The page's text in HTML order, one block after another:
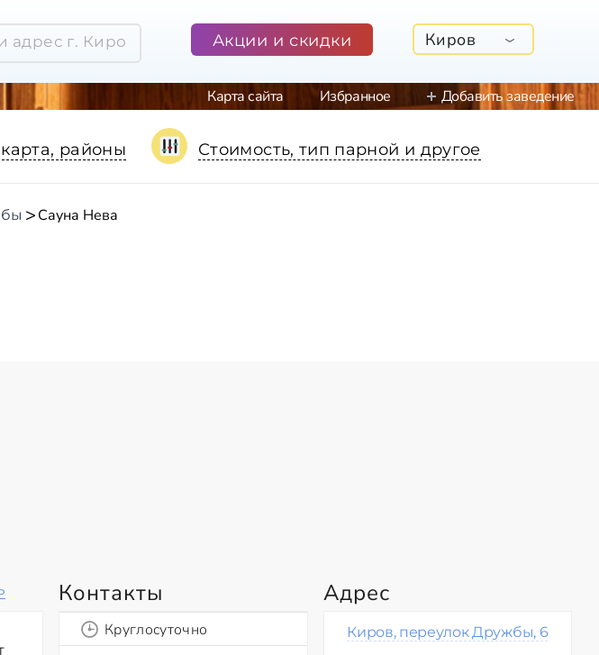
Акции и скидки Киров
Карта сайта Избранное Добавить заведение
районы Стоимость, тип парной и другое
Сауна Нева
Контакты
Круглосуточно
Адрес
Киров, переулок Дружбы, 6